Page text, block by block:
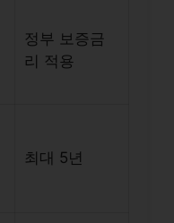
정부 보증금
리 적용
최대 5년